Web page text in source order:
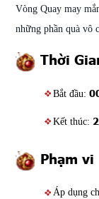
Vòng Quay may
những phần quà vô
Thời
Bắt đầu:
Kết thúc:
Phạm vi
Áp dụng